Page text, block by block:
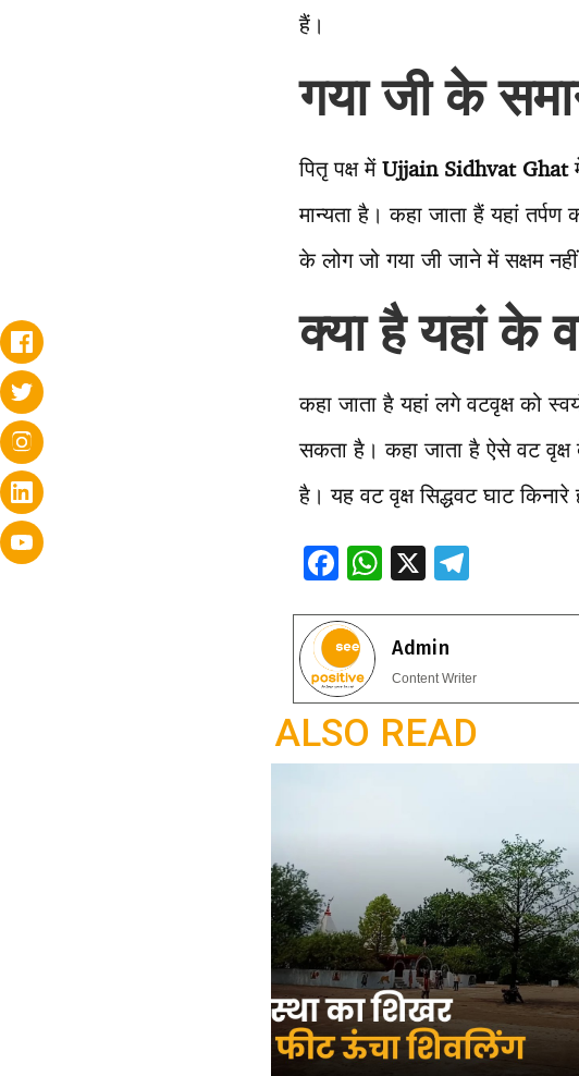
हैं।
गया जी के
पितृ पक्ष में Ujjain Sidhvat Ghat
मान्यता है। कहा जाता हैं यहां
के लोग जो गया जी जाने में सक्षम
क्या है यहां के
कहा जाता है यहां लगे वटवृक्ष को
सकता है। कहा जाता है ऐसे वट वृक्ष
है। यह वट वृक्ष सिद्धवट घाट
F
e
b
o
o
k
W
at
s
A
p
p
X T
gr
a
m
Admin
Content Writer
ALSO READ